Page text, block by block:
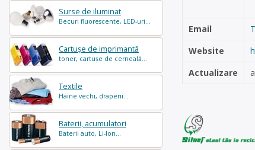
Surse de iluminat
Becuri fluorescente, LED-uri...
Cartușe de imprimantă
toner, cartușe de cerneală...
Textile
Haine vechi, draperii...
Baterii, acumulatori
Baterii auto, Li-Ion...
Email
Website
Actualizare